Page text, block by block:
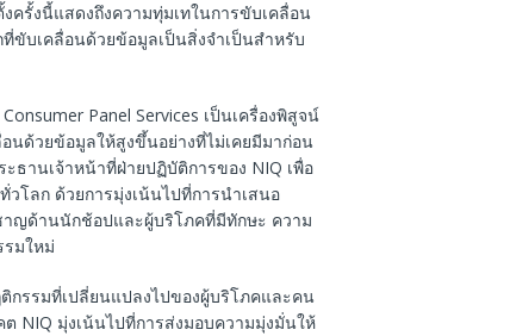
ครั้งนี้แสดงถึงความทุ่มเทในการขับเคลื่อน
ขับเคลื่อนด้วยข้อมูลเป็นสิ่งจําเป็นสําหรับ
Panel Services เป็นเครื่องพิสูจน์
นด้วยข้อมูลให้สูงขึ้นอย่างที่ไม่เคยมีมาก่อน
ธานเจ้าหน้าที่ฝ่ายปฏิบัติการของ NIQ เพื่อ
โลก ด้วยการมุ่งเน้นไปที่การนําเสนอ
ญด้านนักช้อปและผู้บริโภคที่มีทักษะ ความ
รมใหม่
กรรมที่เปลี่ยนแปลงไปของผู้บริโภคและคน
NIQ มุ่งเน้นไปที่การส่งมอบความมุ่งมั่นให้